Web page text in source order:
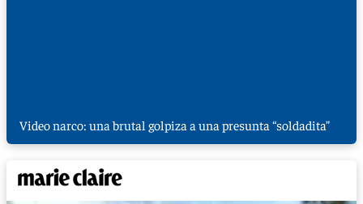
Video narco: una brutal golpiza a una presunta “soldadita”